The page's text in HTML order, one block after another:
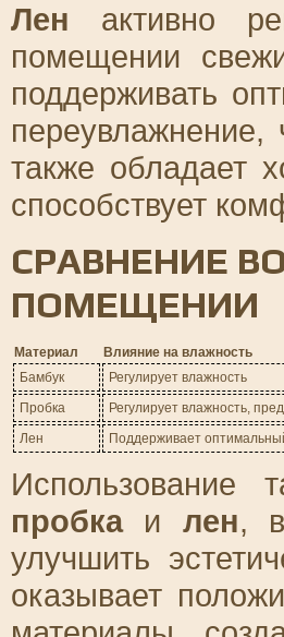
Лен активно
помещении
поддерживать
переувлажнение,
также обладает
способствует
СРАВНЕНИЕ
ПОМЕЩЕНИИ
Материал
Влияние на влажность
Бамбук
Регулирует влажность
Пробка
Регулирует влажность,
Лен
Поддерживает
Использование
пробкаи лен,
улучшить
оказывает